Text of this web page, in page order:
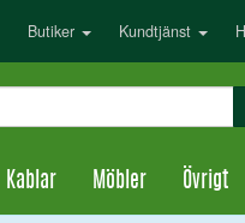
Butiker Kundtjänst
Kablar Möbler Övrigt